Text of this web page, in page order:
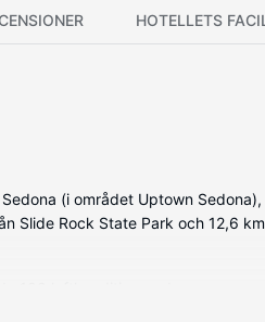
HOTELLETS
(i området Uptown
Slide Rock State Park och 12,6
och hårtorkar. På rummet